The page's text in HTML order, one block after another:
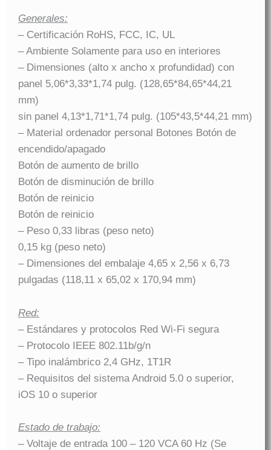
Generales:
– Certificación RoHS, FCC, IC, UL
– Ambiente Solamente para uso en interiores
– Dimensiones (alto x ancho x profundidad) con
panel 5,06*3,33*1,74 pulg. (128,65*84,65*44,21
mm)
sin panel 4,13*1,71*1,74 pulg. (105*43,5*44,21 mm)
– Material ordenador personal Botones Botón de
encendido/apagado
Botón de aumento de brillo
Botón de disminución de brillo
Botón de reinicio
Botón de reinicio
– Peso 0,33 libras (peso neto)
0,15 kg (peso neto)
– Dimensiones del embalaje 4,65 x 2,56 x 6,73
pulgadas (118,11 x 65,02 x 170,94 mm)
Red:
– Estándares y protocolos Red Wi-Fi segura
– Protocolo IEEE 802.11b/g/n
– Tipo inalámbrico 2,4 GHz, 1T1R
– Requisitos del sistema Android 5.0 o superior,
iOS 10 o superior
Estado de trabajo:
– Voltaje de entrada 100 – 120 VCA 60 Hz (Se